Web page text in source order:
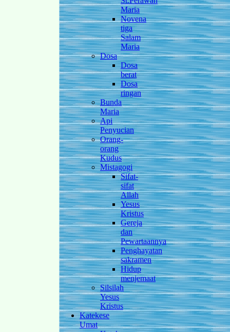
Maria
Novena
tiga
Salam
Maria
Dosa
Dosa
berat
Dosa
ringan
Bunda
Maria
Api
Penyucian
Orang-
orang
Kudus
Mistagogi
Sifat-
sifat
Allah
Yesus
Kristus
Gereja
dan
Pewartaannya
Penghayatan
sakramen
Hidup
menjemaat
Silsilah
Yesus
Kristus
Katekese
Umat